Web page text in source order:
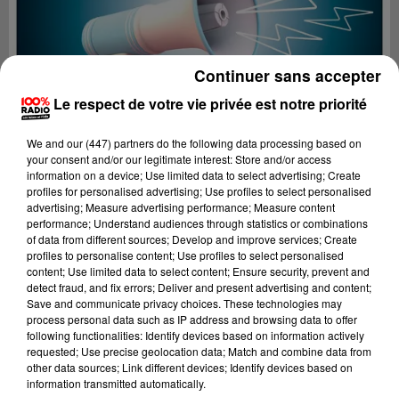
Lecture (4 min 25 sec)
100%
100% Radio les infos de l'Hérault
Le respect de votre vie privée est notre priorité
We and our (447) partnersdo the following data processing based on
your consent and/or our legitimate interest: Store and/or access
information on a device; Use limited data to select advertising; Create
profiles for personalised advertising; Use profiles to select personalised
advertising; Measure advertising performance; Measure content
performance; Understand audiences through statistics or combinations
of data from different sources; Develop and improve services; Create
profiles to personalise content; Use profiles to select personalised
content; Use limited data to select content; Ensure security, prevent and
detect fraud, and fix errors; Deliver and present advertising and content;
Save and communicate privacy choices. These technologies may
process personal data such as IP address and browsing data to offer
following functionalities: Identify devices based on information actively
requested; Use precise geolocation data; Match and combine data from
other data sources; Link different devices; Identify devices based on
information transmitted automatically.
Continuer sans accepter